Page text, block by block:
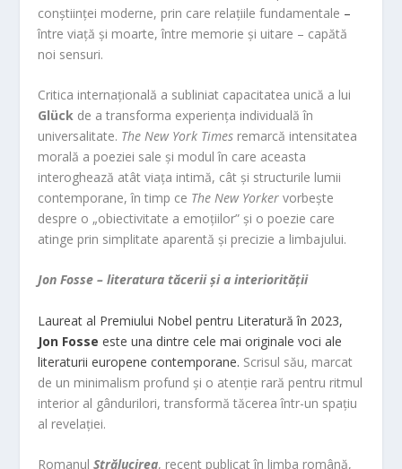
conștiinței moderne, prin care relațiile fundamentale –
între viață și moarte, între memorie și uitare – capătă
noi sensuri.
Critica internațională a subliniat capacitatea unică a lui
Glück de a transforma experiența individuală în
universalitate. The New York Times remarcă intensitatea
morală a poeziei sale și modul în care aceasta
interoghează atât viața intimă, cât și structurile lumii
contemporane, în timp ce The New Yorker vorbește
despre o „obiectivitate a emoțiilor” și o poezie care
atinge prin simplitate aparentă și precizie a limbajului.
Jon Fosse – literatura tăcerii și a interiorității
Laureat al Premiului Nobel pentru Literatură în 2023,
Jon Fosse este una dintre cele mai originale voci ale
literaturii europene contemporane. Scrisul său, marcat
de un minimalism profund și o atenție rară pentru ritmul
interior al gândurilori, transformă tăcerea într-un spațiu
al revelației.
RomanulStrălucirea, recent publicat în limba română,